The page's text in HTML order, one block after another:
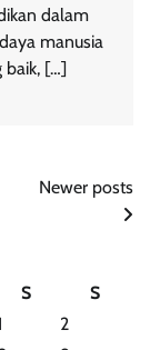
dalam
manusia
baik, […]
Newer posts
S
S
2